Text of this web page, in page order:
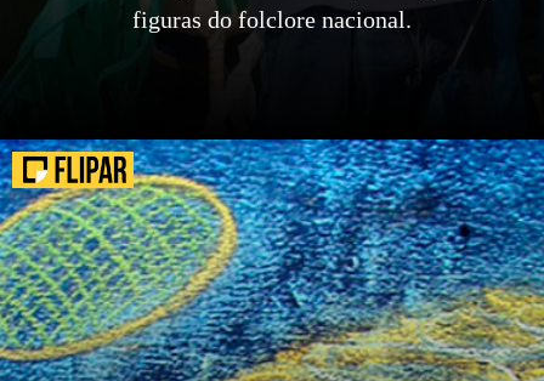
figuras do folclore nacional.